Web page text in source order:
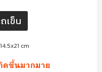
เข็น
cm
ดขึ้นมากมาย